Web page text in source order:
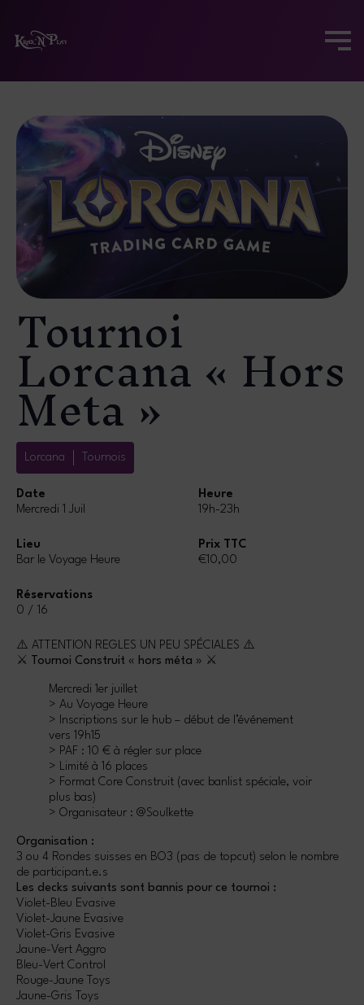
Tournoi
Lorcana « Hors
Meta »
Lorcana Tournois
Date
Mercredi 1 Juil
Heure
19h-23h
Lieu
Bar le Voyage Heure
Prix TTC
€10,00
Réservations
0 / 16
⚠️ ATTENTION REGLES UN PEU SPÉCIALES ⚠️
⚔️ Tournoi Construit « hors méta » ⚔️
Mercredi 1er juillet
> Au Voyage Heure
> Inscriptions sur le hub – début de l’événement
vers 19h15
> PAF : 10 € à régler sur place
> Limité à 16 places
> Format Core Construit (avec banlist spéciale, voir
plus bas)
> Organisateur : @Soulkette
Organisation :
3 ou 4 Rondes suisses en BO3 (pas de topcut) selon le nombre
de participant.e.s
Les decks suivants sont bannis pour ce tournoi :
Violet-Bleu Evasive
Violet-Jaune Evasive
Violet-Gris Evasive
Jaune-Vert Aggro
Bleu-Vert Control
Rouge-Jaune Toys
Jaune-Gris Toys